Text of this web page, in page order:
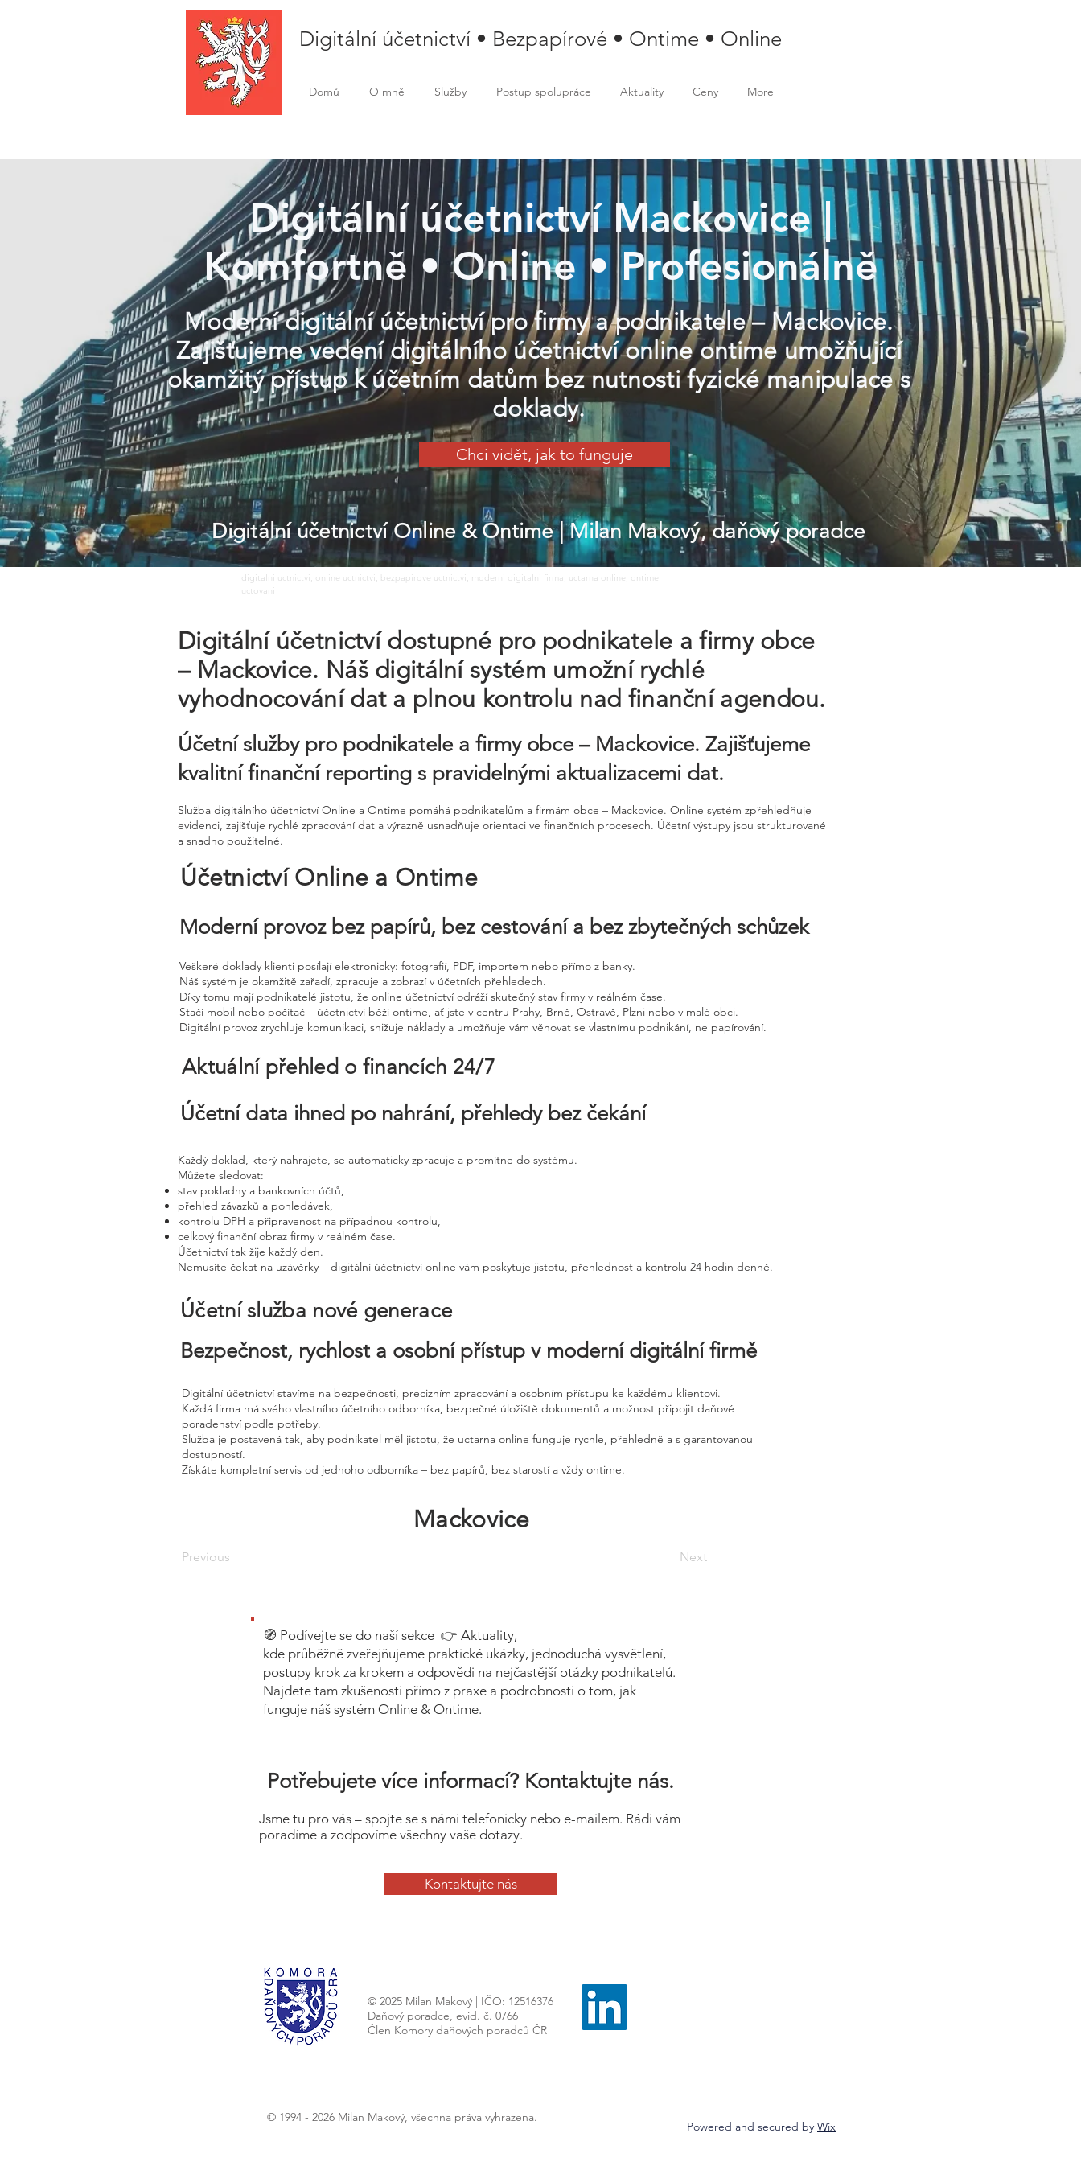
Digitální účetnictví • Bezpapírové • Ontime • Online
Domů O mně Služby Postup spolupráce Aktuality Ceny More
Digitální účetnictví Mackovice |
Komfortně • Online • Profesionálně
Moderní digitální účetnictví pro firmy a podnikatele – Mackovice.
Zajišťujeme vedení digitálního účetnictví online ontime umožňující
okamžitý přístup k účetním datům bez nutnosti fyzické manipulace s
doklady.
Chci vidět, jak to funguje
Digitální účetnictví Online & Ontime| Milan Makový, daňový poradce
digitalni uctnictvi, online uctnictvi, bezpapirove uctnictvi, moderni digitalni firma, uctarna online, ontime
uctovani
Digitální účetnictví dostupné pro podnikatele a firmy obce
– Mackovice. Náš digitální systém umožní rychlé
vyhodnocování dat a plnou kontrolu nad finanční agendou.
Účetní služby pro podnikatele a firmy obce – Mackovice. Zajišťujeme
kvalitní finanční reporting s pravidelnými aktualizacemi dat.
Služba digitálního účetnictví Online a Ontime pomáhá podnikatelům a firmám obce – Mackovice. Online systém zpřehledňuje
evidenci, zajišťuje rychlé zpracování dat a výrazně usnadňuje orientaci ve finančních procesech. Účetní výstupy jsou strukturované
a snadno použitelné.
Účetnictví Online a Ontime
Moderní provoz bez papírů, bez cestování a bez zbytečných schůzek
Veškeré doklady klienti posílají elektronicky: fotografií, PDF, importem nebo přímo z banky.
Náš systém je okamžitě zařadí, zpracuje a zobrazí v účetních přehledech.
Díky tomu mají podnikatelé jistotu, že online účetnictví odráží skutečný stav firmy v reálném čase.
Stačí mobil nebo počítač – účetnictví běží ontime, ať jste v centru Prahy, Brně, Ostravě, Plzni nebo v malé obci.
Digitální provoz zrychluje komunikaci, snižuje náklady a umožňuje vám věnovat se vlastnímu podnikání, ne papírování.
Aktuální přehled o financích 24/7
Účetní data ihned po nahrání, přehledy bez čekání
Každý doklad, který nahrajete, se automaticky zpracuje a promítne do systému.
Můžete sledovat:
stav pokladny a bankovních účtů,
přehled závazků a pohledávek,
kontrolu DPH a připravenost na případnou kontrolu,
celkový finanční obraz firmy v reálném čase.
Účetnictví tak žije každý den.
Nemusíte čekat na uzávěrky – digitální účetnictví online vám poskytuje jistotu, přehlednost a kontrolu 24 hodin denně.
Účetní služba nové generace
Bezpečnost, rychlost a osobní přístup v moderní digitální firmě
Digitální účetnictví stavíme na bezpečnosti, precizním zpracování a osobním přístupu ke každému klientovi.
Každá firma má svého vlastního účetního odborníka, bezpečné úložiště dokumentů a možnost připojit daňové
poradenství podle potřeby.
Služba je postavená tak, aby podnikatel měl jistotu, že uctarna online funguje rychle, přehledně a s garantovanou
dostupností.
Získáte kompletní servis od jednoho odborníka – bez papírů, bez starostí a vždy ontime.
Mackovice
Previous Next
🧭 Podívejte se do naší sekce 👉 Aktuality,
kde průběžně zveřejňujeme praktické ukázky, jednoduchá vysvětlení,
postupy krok za krokem a odpovědi na nejčastější otázky podnikatelů.
Najdete tam zkušenosti přímo z praxe a podrobnosti o tom, jak
funguje náš systém Online & Ontime.
Potřebujete více informací? Kontaktujte nás.
Jsme tu pro vás – spojte se s námi telefonicky nebo e-mailem. Rádi vám
poradíme a zodpovíme všechny vaše dotazy.
Kontaktujte nás
© 2025 Milan Makový | IČO: 12516376
Daňový poradce, evid. č. 0766
Člen Komory daňových poradců ČR
© 1994 - 2026 Milan Makový, všechna práva vyhrazena.
Powered and secured by Wix